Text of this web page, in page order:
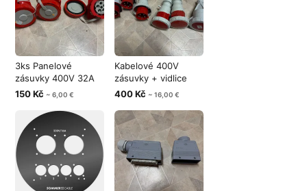
3ks Panelové
zásuvky 400V 32A
5ti kolík
150 Kč ~ 6,00 €
Kabelové 400V
zásuvky + vidlice
32A 5ti kolík
400 Kč ~ 16,00 €